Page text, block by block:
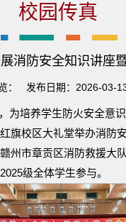
校园传真
消防安全知识讲座
： 发布日期：2026-03-
为培养学生防火安全意
旗校区大礼堂举办消防
州市章贡区消防救援大
级全体学生参与。